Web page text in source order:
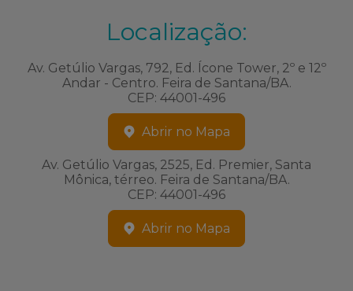
Localização:
Av. Getúlio Vargas, 792, Ed. Ícone Tower, 2º e 12º
Andar - Centro. Feira de Santana/BA.
CEP: 44001-496
Abrir no Mapa
Av. Getúlio Vargas, 2525, Ed. Premier, Santa
Mônica, térreo. Feira de Santana/BA.
CEP: 44001-496
Abrir no Mapa